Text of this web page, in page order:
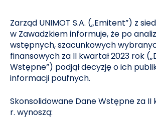
Zarząd UNIMOT S.A. („Emitent”) z
w Zawadzkiem informuje, że po
wstępnych, szacunkowych
finansowych za II kwartał 2023 rok
Wstępne”) podjął decyzję o ich
informacji poufnych.
Skonsolidowane Dane Wstępne za II
r. wynoszą: